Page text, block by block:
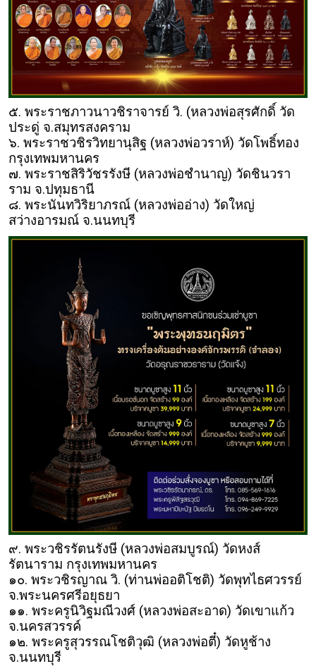
๕. พระราชภาวนาวชิราจารย์ วิ. (หลวงพ่อสุรศักดิ์ วัด
ประดู่ จ.สมุทรสงคราม
๖. พระราชวชิรวิทยานุสิฐ (หลวงพ่อวราห์) วัดโพธิ์ทอง
กรุงเทพมหานคร
๗. พระราชสิริวัชรรังษี (หลวงพ่อชำนาญ) วัดชินวรา
ราม จ.ปทุมธานี
๘. พระนันทวิริยาภรณ์ (หลวงพ่ออ่าง) วัดใหญ่
สว่างอารมณ์ จ.นนทบุรี
๙. พระวชิรรัตนรังษี (หลวงพ่อสมบูรณ์) วัดหงส์
รัตนาราม กรุงเทพมหานคร
๑๐. พระวชิรญาณ วิ. (ท่านพ่ออติโชติ) วัดพุทไธศวรรย์
จ.พระนครศรีอยุธยา
๑๑. พระครูนิวิฐมณีวงศ์ (หลวงพ่อสะอาด) วัดเขาแก้ว
จ.นครสวรรค์
๑๒. พระครูสุวรรณโชติวุฒิ (หลวงพ่อตี๋) วัดหูช้าง
จ.นนทบุรี